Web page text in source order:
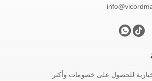
للحصول على خصومات وأكثر.